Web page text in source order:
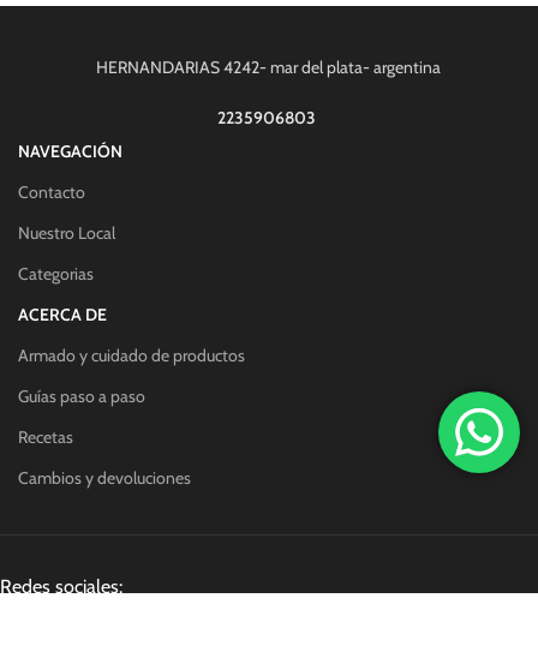
HERNANDARIAS 4242- mar del plata- argentina
2235906803
NAVEGACIÓN
Contacto
Nuestro Local
Categorias
ACERCA DE
Armado y cuidado de productos
Guías paso a paso
Recetas
Cambios y devoluciones
Redes sociales: